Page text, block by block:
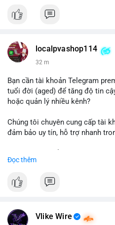
localpvashop114
32 m
Bạn cần tài khoản Telegram
tuổi đời (aged) để tăng độ tin
hoặc quản lý nhiều kênh?
Chúng tôi chuyên cung cấp tài
đảm bảo uy tín, hỗ trợ nhanh
📞 WhatsApp: +1 660 215-8938
📧 Email:
premium, PVA, aged với giá tốt
Đọc thêm
Vlike Wire